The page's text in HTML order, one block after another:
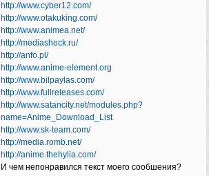
http://www.cyber12.com/
http://www.otakuking.com/
http://www.animea.net/
http://mediashock.ru/
http://anfo.pl/
http://www.anime-element.org
http://www.bilpaylas.com/
http://www.fullreleases.com/
http://www.satancity.net/modules.php?
name=Anime_Download_List
http://www.sk-team.com/
http://media.romb.net/
http://anime.thehylia.com/
И чем непонравился текст моего сообшения?